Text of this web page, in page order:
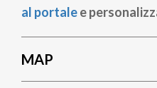
al portalee
MAP